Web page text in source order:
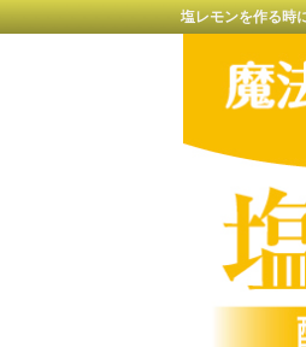
塩レモンを作る時